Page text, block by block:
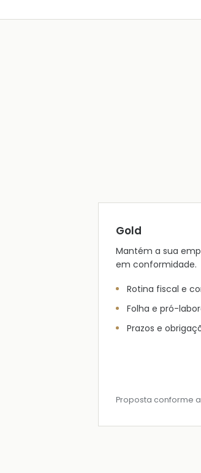
Gold
Mantém a sua
em conformidade.
Rotina fiscal e
Folha e pró-
Prazos e
Proposta conforme